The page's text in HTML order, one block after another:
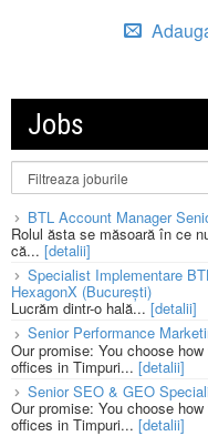
Jobs
BTL Account Manager
Rolul ăsta se măsoară în ce
că... [detalii]
Specialist Implementare
HexagonX (București)
Lucrăm dintr-o hală... [detalii]
Senior Performance
Our promise: You choose
offices in Timpuri... [detalii]
Senior SEO & GEO
Our promise: You choose
offices in Timpuri... [detalii]